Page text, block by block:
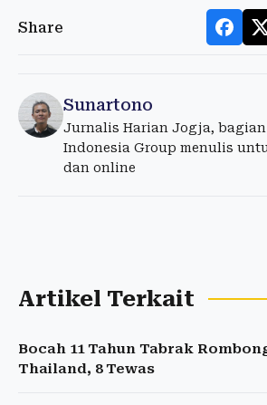
Share
Sunartono
Jurnalis Harian Jogja,
Indonesia Group menulis
dan online
Artikel Terkait
Bocah 11 Tahun Tabrak
Thailand, 8 Tewas